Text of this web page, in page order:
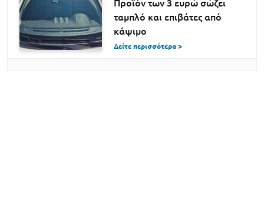
Προϊόν των 3 ευρώ σώζει
ταμπλό και επιβάτες από
κάψιμο
Δείτε περισσότερα >